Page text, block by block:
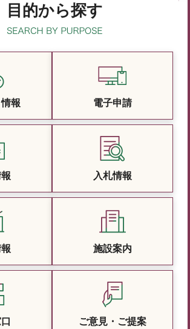
目的から探す
報 電子申請
入札情報
施設案内
ご意見・ご提案